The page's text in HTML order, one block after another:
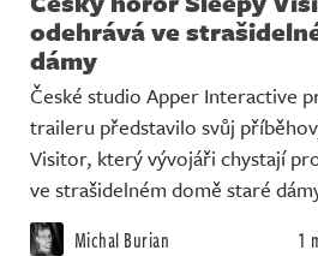
odehrává ve
dámy
České studio Apper Interactive
traileru představilo svůj
Visitor, který vývojáři chystají
ve strašidelném domě staré
Michal Burian 1